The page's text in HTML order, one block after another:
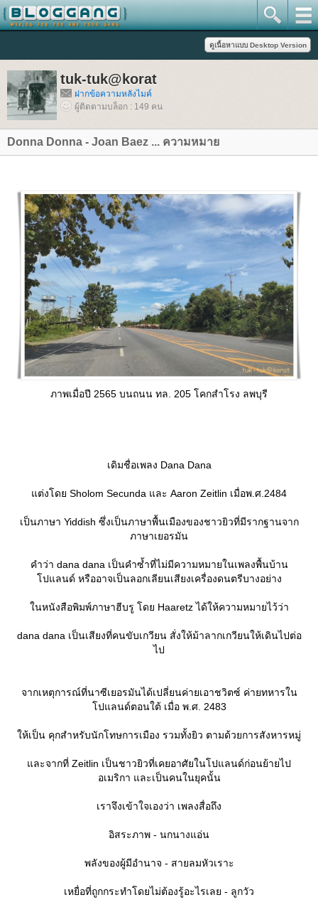
tuk-tuk@korat
ฝากข้อความหลังไมค์
ผู้ติดตามบล็อก : 149 คน
Donna Donna - Joan Baez ... ความหมา
ภาพเมื่อปี 2565 บนถนน ทล. 205 โคกสำโรง ลพบุรี
เดิมชื่อเพลง Dana Dana
ต่งโดย Sholom Secunda และ Aaron Zeitlin เมื่อพ.ศ.2484
เป็นภาษา Yiddish ซึ่งเป็นภาษาพื้นเมืองของชาวยิวที่มีรากฐานจาก
ภาษาเยอรมัน
คำว่า dana dana เป็นคำซ้ำที่ไม่มีความหมายในเพลงพื้นบ้าน
ปแลนด์ หรืออาจเป็นลอกเลียนเสียงเครื่องดนตรีบางอย่าง
นหนังสือพิมพ์ภาษาฮีบรู โดย Haaretz ได้ให้ความหมายไว้ว่า
dana dana เป็นเสียงที่คนขับเกวียน สั่งให้ม้าลากเกวียนให้เดินไปต่อ
ไป
จากเหตุการณ์ที่นาซีเยอรมันได้เปลี่ยนค่ายเอาชวิตซ์ ค่ายทหารใน
ปแลนด์ตอนใต้ เมื่อ พ.ศ. 2483
ห้เป็น คุกสำหรับนักโทษการเมือง รวมทั้งยิว ตามด้วยการสังหารหมู่
ละจากที่ Zeitlin เป็นชาวยิวที่เคยอาศัยในโปแลนด์ก่อนย้ายไป
อเมริกา และเป็นคนในยุคนั้น
เราจึงเข้าใจเองว่า เพลงสื่อถึง
อิสระภาพ - นกนางแอ่น
พลังของผู้มีอำนาจ - สายลมหัวเราะ
เหยื่อที่ถูกกระทำโดยไม่ต้องรู้อะไรเลย - ลูกวัว